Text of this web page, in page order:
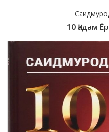
10 Қадам